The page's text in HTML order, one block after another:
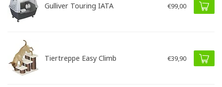
Gulliver Touring IATA €99,00
Tiertreppe Easy Climb €39,90